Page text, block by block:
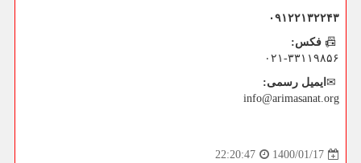
۰۹۱۲۲۱۳۲۲۴۳
📠 فکس:
۰۲۱-۳۳۱۱۹۸۵۶
✉ ایمیل رسمی:
info@arimasanat.org
1400/01/17
22:20:47